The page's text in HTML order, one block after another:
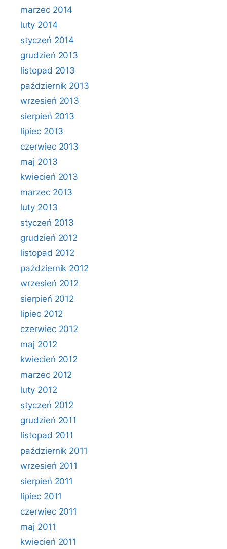
marzec 2014
luty 2014
styczeń 2014
grudzień 2013
listopad 2013
październik 2013
wrzesień 2013
sierpień 2013
lipiec 2013
czerwiec 2013
maj 2013
kwiecień 2013
marzec 2013
luty 2013
styczeń 2013
grudzień 2012
listopad 2012
październik 2012
wrzesień 2012
sierpień 2012
lipiec 2012
czerwiec 2012
maj 2012
kwiecień 2012
marzec 2012
luty 2012
styczeń 2012
grudzień 2011
listopad 2011
październik 2011
wrzesień 2011
sierpień 2011
lipiec 2011
czerwiec 2011
maj 2011
kwiecień 2011